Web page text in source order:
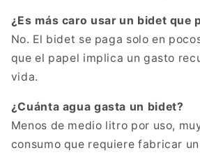
¿Es más caro usar un bidet que
No. El bidet se paga solo en
que el papel implica un gasto
vida.
¿Cuánta agua gasta un bidet?
Menos de medio litro por uso,
consumo que requiere fabricar